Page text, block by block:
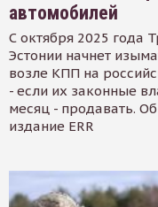
автомобилей
С октября 2025 года
Эстонии начнет
возле КПП на
- если их законные
месяц - продавать.
издание ERR